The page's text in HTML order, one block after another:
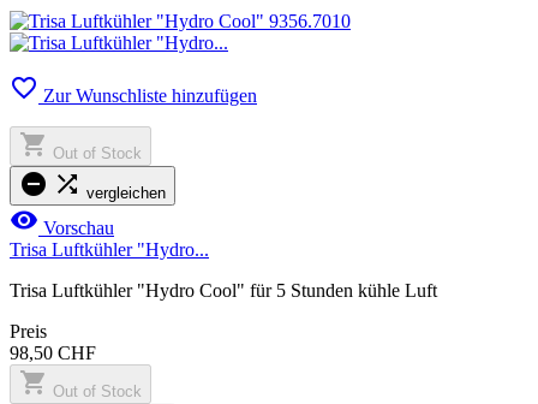
 Zur Wunschliste hinzufügen
 Out of Stock
  vergleichen
 Vorschau
Trisa Luftkühler "Hydro...
Trisa Luftkühler "Hydro Cool" für 5 Stunden kühle Luft
Preis
98,50 CHF
 Out of Stock